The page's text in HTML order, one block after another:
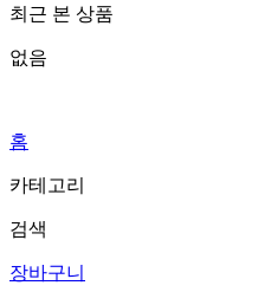
최근 본 상품
없음
홈
카테고리
검색
장바구니